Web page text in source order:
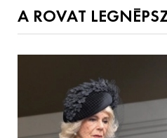
A ROVAT